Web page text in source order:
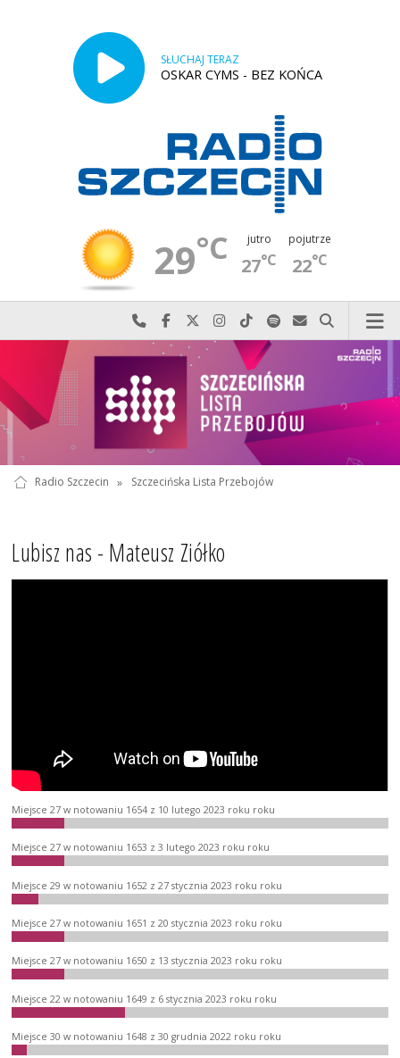
SŁUCHAJ TERAZ
OSKAR CYMS - BEZ KOŃCA
29°C jutro
27°C
pojutrze
22°C
Najlepiej po prostu do nas zadzwoń
Odwiedź nas na Facebook-u
Odwiedź nas na X
Odwiedź nas na Instagram-ie
Odwiedź nas na TikTok-u
Szukaj nas na Spotify
Wyślij do nas
Szukaj
Radio Szczecin » Szczecińska Lista Przebojów
Lubisz nas - Mateusz Ziółko
Miejsce 27 w notowaniu 1654 z 10 lutego 2023 roku roku
Miejsce 27 w notowaniu 1653 z 3 lutego 2023 roku roku
Miejsce 29 w notowaniu 1652 z 27 stycznia 2023 roku roku
Miejsce 27 w notowaniu 1651 z 20 stycznia 2023 roku roku
Miejsce 27 w notowaniu 1650 z 13 stycznia 2023 roku roku
Miejsce 22 w notowaniu 1649 z 6 stycznia 2023 roku roku
Miejsce 30 w notowaniu 1648 z 30 grudnia 2022 roku roku